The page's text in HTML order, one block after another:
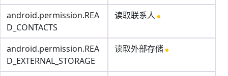
android.permission.REA
D_CONTACTS
读取联系人
android.permission.REA
D_EXTERNAL_STORAGE
读取外部存储